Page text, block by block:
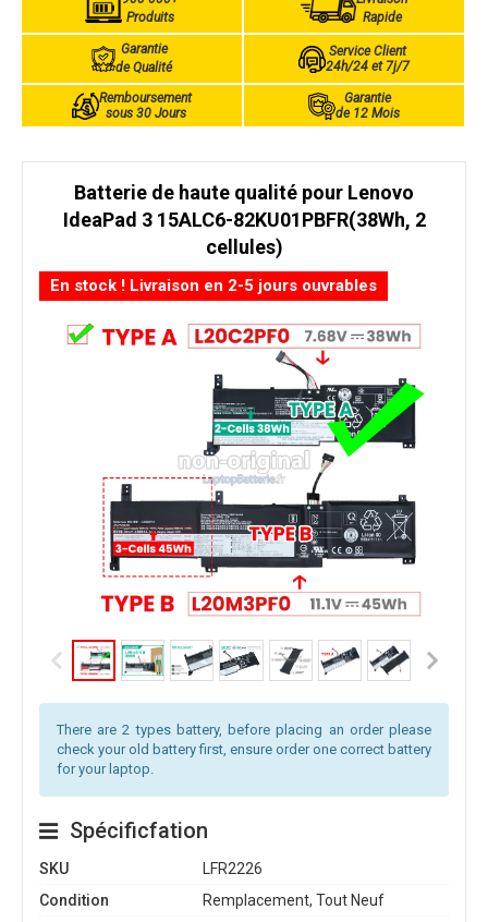
Produits
Rapide
Garantie
de Qualité
Service Client
24h/24 et 7j/7
Remboursement
sous 30 Jours
Garantie
de 12 Mois
Batterie de haute qualité pour Lenovo
IdeaPad 3 15ALC6-82KU01PBFR(38Wh, 2
cellules)
En stock ! Livraison en 2-5 jours ouvrables
There are 2 types battery, before placing an order please
check your old battery first, ensure order one correct battery
for your laptop.
Spécificfation
SKU
LFR2226
Condition
Remplacement, Tout Neuf